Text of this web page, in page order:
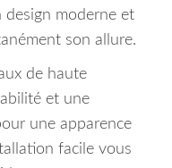
moderne et
son allure.
de haute
et une
une apparence
facile vous